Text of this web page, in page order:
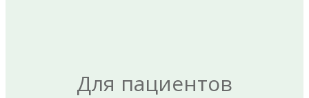
Для пациентов